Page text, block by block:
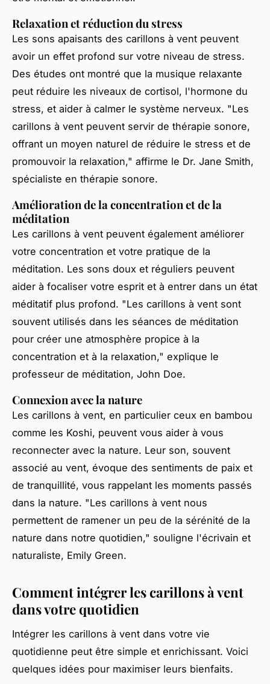
Relaxation et réduction du stress
Les sons apaisants des carillons à vent peuvent
avoir un effet profond sur votre niveau de stress.
Des études ont montré que la musique relaxante
peut réduire les niveaux de cortisol, l'hormone du
stress, et aider à calmer le système nerveux. "Les
carillons à vent peuvent servir de thérapie sonore,
offrant un moyen naturel de réduire le stress et de
promouvoir la relaxation," affirme le Dr. Jane Smith,
spécialiste en thérapie sonore.
Amélioration de la concentration et de la
méditation
Les carillons à vent peuvent également améliorer
votre concentration et votre pratique de la
méditation. Les sons doux et réguliers peuvent
aider à focaliser votre esprit et à entrer dans un état
méditatif plus profond. "Les carillons à vent sont
souvent utilisés dans les séances de méditation
pour créer une atmosphère propice à la
concentration et à la relaxation," explique le
professeur de méditation, John Doe.
Connexion avec la nature
Les carillons à vent, en particulier ceux en bambou
comme les Koshi, peuvent vous aider à vous
reconnecter avec la nature. Leur son, souvent
associé au vent, évoque des sentiments de paix et
de tranquillité, vous rappelant les moments passés
dans la nature. "Les carillons à vent nous
permettent de ramener un peu de la sérénité de la
nature dans notre quotidien," souligne l'écrivain et
naturaliste, Emily Green.
Comment intégrer les carillons à vent
dans votre quotidien
Intégrer les carillons à vent dans votre vie
quotidienne peut être simple et enrichissant. Voici
quelques idées pour maximiser leurs bienfaits.